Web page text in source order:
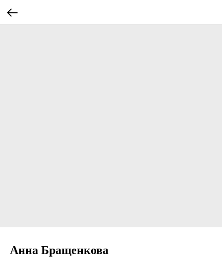
Анна Бращенкова